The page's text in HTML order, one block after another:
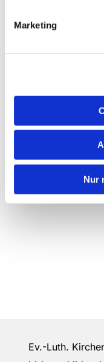
Marketing
Nur
Ev.-Luth.